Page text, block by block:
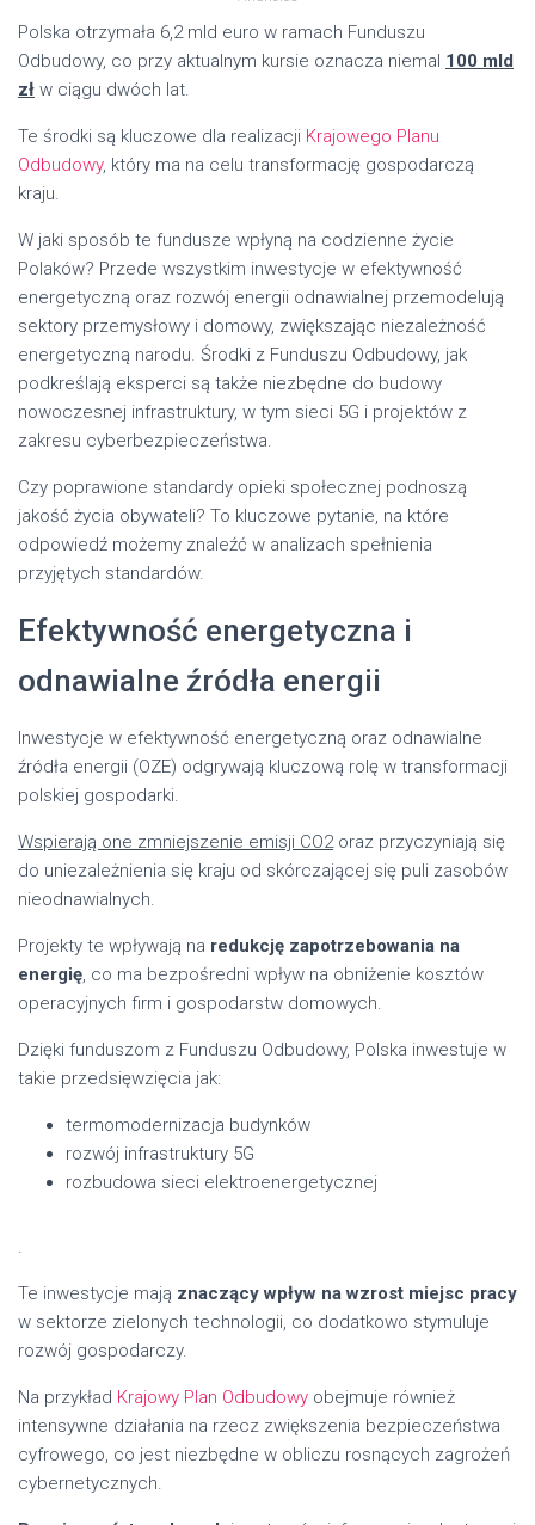
Polska otrzymała 6,2 mld euro w ramach Funduszu
Odbudowy, co przy aktualnym kursie oznacza niemal 100 mld
zł w ciągu dwóch lat.
Te środki są kluczowe dla realizacji Krajowego Planu
Odbudowy, który ma na celu transformację gospodarczą
kraju.
W jaki sposób te fundusze wpłyną na codzienne życie
Polaków? Przede wszystkim inwestycje w efektywność
energetyczną oraz rozwój energii odnawialnej przemodelują
sektory przemysłowy i domowy, zwiększając niezależność
energetyczną narodu. Środki z Funduszu Odbudowy, jak
podkreślają eksperci są także niezbędne do budowy
nowoczesnej infrastruktury, w tym sieci 5G i projektów z
zakresu cyberbezpieczeństwa.
Czy poprawione standardy opieki społecznej podnoszą
jakość życia obywateli? To kluczowe pytanie, na które
odpowiedź możemy znaleźć w analizach spełnienia
przyjętych standardów.
Efektywność energetyczna i
odnawialne źródła energii
Inwestycje w efektywność energetyczną oraz odnawialne
źródła energii (OZE) odgrywają kluczową rolę w transformacji
polskiej gospodarki.
Wspierają one zmniejszenie emisji CO2oraz przyczyniają się
do uniezależnienia się kraju od skórczającej się puli zasobów
nieodnawialnych.
Projekty te wpływają na redukcję zapotrzebowania na
energię, co ma bezpośredni wpływ na obniżenie kosztów
operacyjnych firm i gospodarstw domowych.
Dzięki funduszom z Funduszu Odbudowy, Polska inwestuje w
takie przedsięwzięcia jak:
termomodernizacja budynków
rozwój infrastruktury 5G
rozbudowa sieci elektroenergetycznej
.
Te inwestycje mają znaczący wpływ na wzrost miejsc pracy
w sektorze zielonych technologii, co dodatkowo stymuluje
rozwój gospodarczy.
Na przykład Krajowy Plan Odbudowy obejmuje również
intensywne działania na rzecz zwiększenia bezpieczeństwa
cyfrowego, co jest niezbędne w obliczu rosnących zagrożeń
cybernetycznych.